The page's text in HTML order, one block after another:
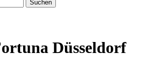
Suchen
Düsseldorf